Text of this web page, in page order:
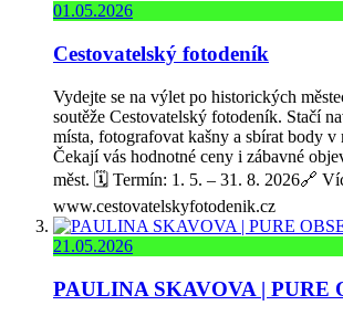
01.05.2026
Cestovatelský fotodeník
Vydejte se na výlet po historických
soutěže Cestovatelský fotodeník. Stačí
místa, fotografovat kašny a sbírat body
Čekají vás hodnotné ceny i zábavné
měst. 🗓️ Termín: 1. 5. – 31. 8. 2026🔗
www.cestovatelskyfotodenik.cz
21.05.2026
PAULINA SKAVOVA | PURE